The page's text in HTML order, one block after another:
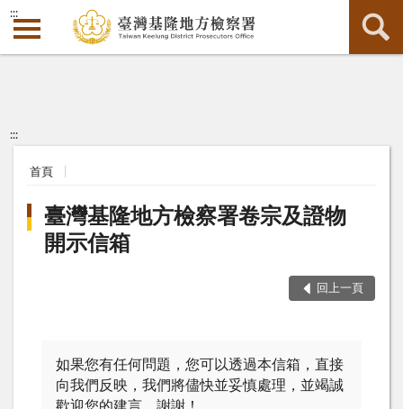
:::
:::
首頁
臺灣基隆地方檢察署卷宗及證物
開示信箱
回上一頁
如果您有任何問題，您可以透過本信箱，直接
向我們反映，我們將儘快並妥慎處理，並竭誠